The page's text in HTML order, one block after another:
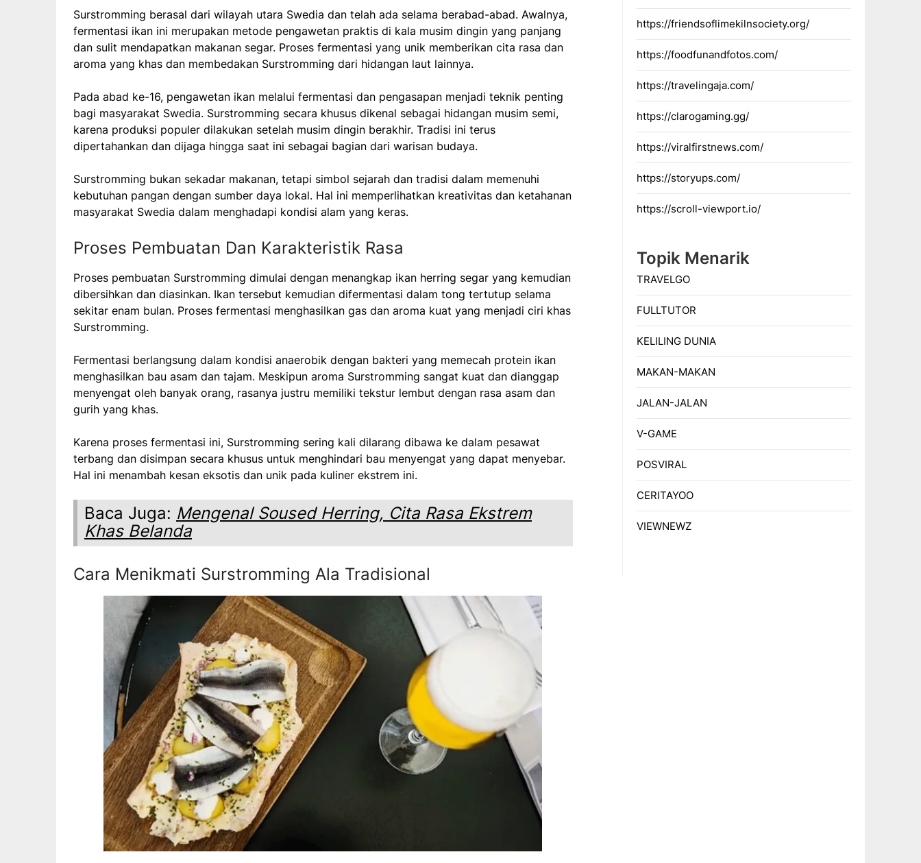
Surstromming berasal dari wilayah utara Swedia dan telah ada selama berabad-abad. Awalnya,
fermentasi ikan ini merupakan metode pengawetan praktis di kala musim dingin yang panjang
dan sulit mendapatkan makanan segar. Proses fermentasi yang unik memberikan cita rasa dan
aroma yang khas dan membedakan Surstromming dari hidangan laut lainnya.
Pada abad ke-16, pengawetan ikan melalui fermentasi dan pengasapan menjadi teknik penting
bagi masyarakat Swedia. Surstromming secara khusus dikenal sebagai hidangan musim semi,
karena produksi populer dilakukan setelah musim dingin berakhir. Tradisi ini terus
dipertahankan dan dijaga hingga saat ini sebagai bagian dari warisan budaya.
Surstromming bukan sekadar makanan, tetapi simbol sejarah dan tradisi dalam memenuhi
kebutuhan pangan dengan sumber daya lokal. Hal ini memperlihatkan kreativitas dan ketahanan
masyarakat Swedia dalam menghadapi kondisi alam yang keras.
Proses Pembuatan Dan Karakteristik Rasa
Proses pembuatan Surstromming dimulai dengan menangkap ikan herring segar yang kemudian
dibersihkan dan diasinkan. Ikan tersebut kemudian difermentasi dalam tong tertutup selama
sekitar enam bulan. Proses fermentasi menghasilkan gas dan aroma kuat yang menjadi ciri khas
Surstromming.
Fermentasi berlangsung dalam kondisi anaerobik dengan bakteri yang memecah protein ikan
menghasilkan bau asam dan tajam. Meskipun aroma Surstromming sangat kuat dan dianggap
menyengat oleh banyak orang, rasanya justru memiliki tekstur lembut dengan rasa asam dan
gurih yang khas.
Karena proses fermentasi ini, Surstromming sering kali dilarang dibawa ke dalam pesawat
terbang dan disimpan secara khusus untuk menghindari bau menyengat yang dapat menyebar.
Hal ini menambah kesan eksotis dan unik pada kuliner ekstrem ini.
Baca Juga: Mengenal Soused Herring, Cita Rasa Ekstrem
Khas Belanda
Cara Menikmati Surstromming Ala Tradisional
https://friendsoflimekilnsociety.org/
https://foodfunandfotos.com/
https://travelingaja.com/
https://clarogaming.gg/
https://viralfirstnews.com/
https://storyups.com/
https://scroll-viewport.io/
Topik Menarik
TRAVELGO
FULLTUTOR
KELILING DUNIA
MAKAN-MAKAN
JALAN-JALAN
V-GAME
POSVIRAL
CERITAYOO
VIEWNEWZ